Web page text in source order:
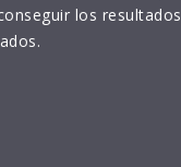
los resultados